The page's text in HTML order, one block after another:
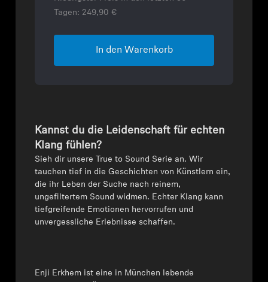
Tagen: 249,90 €
In den Warenkorb
Kannst du die Leidenschaft für echten
Klang fühlen?
Sieh dir unsere True to Sound Serie an. Wir
tauchen tief in die Geschichten von Künstlern ein,
die ihr Leben der Suche nach reinem,
ungefiltertem Sound widmen. Echter Klang kann
tiefgreifende Emotionen hervorrufen und
unvergessliche Erlebnisse schaffen.
Enji Erkhem ist eine in München lebende